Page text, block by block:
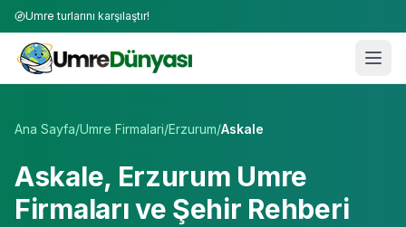
Umre turlarını karşılaştır!
Ana Sayfa/Umre Firmalari/Erzurum/Askale
Askale, Erzurum Umre
Firmaları ve Şehir Rehberi